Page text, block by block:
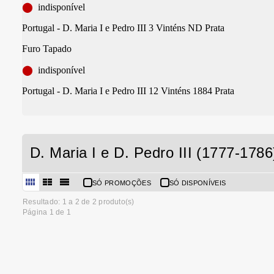
⬤ indisponível
Portugal - D. Maria I e Pedro III 3 Vinténs ND Prata
Furo Tapado
⬤ indisponível
Portugal - D. Maria I e Pedro III 12 Vinténs 1884 Prata
D. Maria I e D. Pedro III (1777-
SÓ PROMOÇÕES SÓ DISPONÍVEIS
Resultado: 1 a 2 de 2 produto(s)
Página 1 de 1